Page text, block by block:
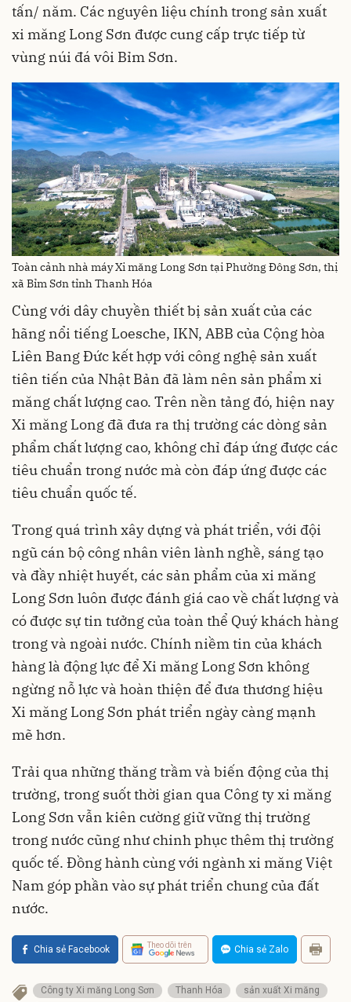
tấn/ năm. Các nguyên liệu chính trong sản xuất
xi măng Long Sơn được cung cấp trực tiếp từ
vùng núi đá vôi Bỉm Sơn.
Toàn cảnh nhà máy Xi măng Long Sơn tại Phường Đông Sơn, thị
xã Bỉm Sơn tỉnh Thanh Hóa
Cùng với dây chuyền thiết bị sản xuất của các
hãng nổi tiếng Loesche, IKN, ABB của Cộng hòa
Liên Bang Đức kết hợp với công nghệ sản xuất
tiên tiến của Nhật Bản đã làm nên sản phẩm xi
măng chất lượng cao. Trên nền tảng đó, hiện nay
Xi măng Long đã đưa ra thị trường các dòng sản
phẩm chất lượng cao, không chỉ đáp ứng được các
tiêu chuẩn trong nước mà còn đáp ứng được các
tiêu chuẩn quốc tế.
Trong quá trình xây dựng và phát triển, với đội
ngũ cán bộ công nhân viên lành nghề, sáng tạo
và đầy nhiệt huyết, các sản phẩm của xi măng
Long Sơn luôn được đánh giá cao về chất lượng và
có được sự tin tưởng của toàn thể Quý khách hàng
trong và ngoài nước. Chính niềm tin của khách
hàng là động lực để Xi măng Long Sơn không
ngừng nỗ lực và hoàn thiện để đưa thương hiệu
Xi măng Long Sơn phát triển ngày càng mạnh
mẽ hơn.
Trải qua những thăng trầm và biến động của thị
trường, trong suốt thời gian qua Công ty xi măng
Long Sơn vẫn kiên cường giữ vững thị trường
trong nước cũng như chinh phục thêm thị trường
quốc tế. Đồng hành cùng với ngành xi măng Việt
Nam góp phần vào sự phát triển chung của đất
nước.
Chia sẻ Facebook Theo dõi trên Chia sẻ Zalo
Công ty Xi măng Long Sơn Thanh Hóa
sản xuất Xi măng